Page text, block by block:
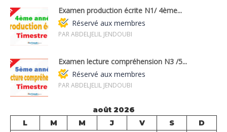
Examen production écrite N1/ 4ème...
Réservé aux membres
PAR ABDELJELIL JENDOUBI
Examen lecture compréhension N3 /5...
Réservé aux membres
PAR ABDELJELIL JENDOUBI
août 2026
L
M M J V S
D